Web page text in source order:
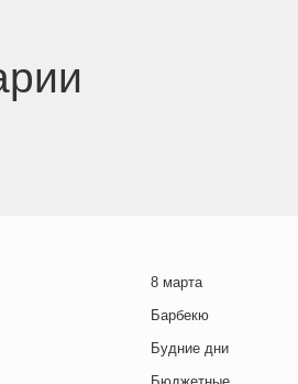
8 марта
Барбекю
Будние дни